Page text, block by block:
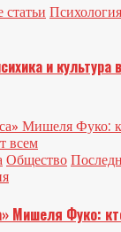
Психология
и
Общество
Мишеля Фуко: